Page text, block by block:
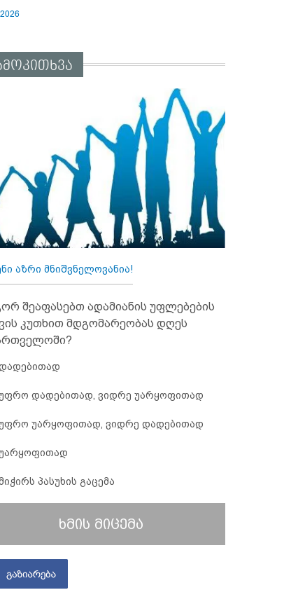
აზრი მნიშვნელოვანია!
შეაფასებთ ადამიანის უფლებების
კუთხით მდგომარეობას დღეს
დადებითად, ვიდრე უარყოფითად
უარყოფითად, ვიდრე დადებითად
პასუხის გაცემა
ხმის მიცემა